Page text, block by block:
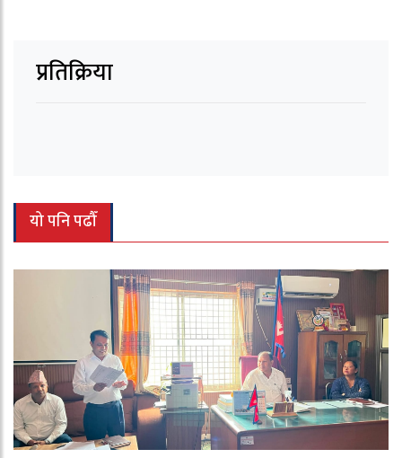
प्रतिक्रिया
यो पनि पढौँ